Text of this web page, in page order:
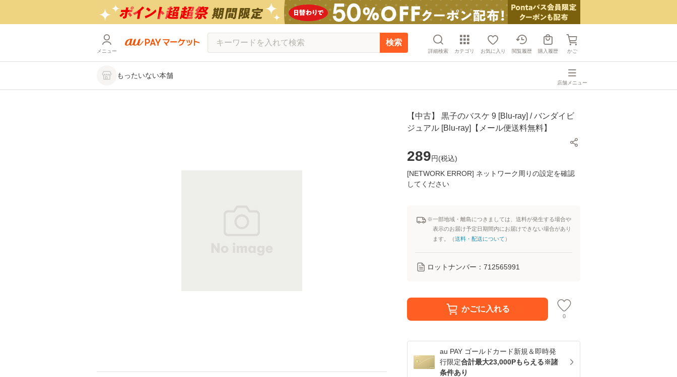
メニュー
検索
詳細検索 カテゴリ お気に入り 閲覧履歴 購入履歴 かご
もったいない本舗
店舗メニュー
【中古】 黒子のバスケ 9 [Blu-ray] / バンダイビ
ジュアル [Blu-ray]【メール便送料無料】
289円(税込)
[NETWORK ERROR] ネットワーク周りの設定を確認
してください
※一部地域・離島につきましては、送料が発生する場合や
表示のお届け予定日期間内にお届けできない場合があり
ます。（送料・配送について ）
ロットナンバー： 712565991
かごに入れる
0
au PAY ゴールドカード新規＆即時発
行限定合計最大23,000Pもらえる※諸
条件あり